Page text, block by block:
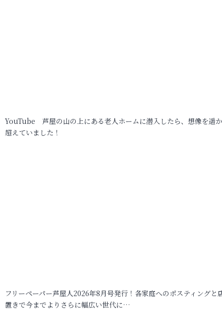
YouTube 芦屋の山の上にある老人ホームに潜入したら、想像を遥
超えていました！
フリーペーパー芦屋人2026年8月号発行！各家庭へのポスティングと
置きで今までよりさらに幅広い世代に…